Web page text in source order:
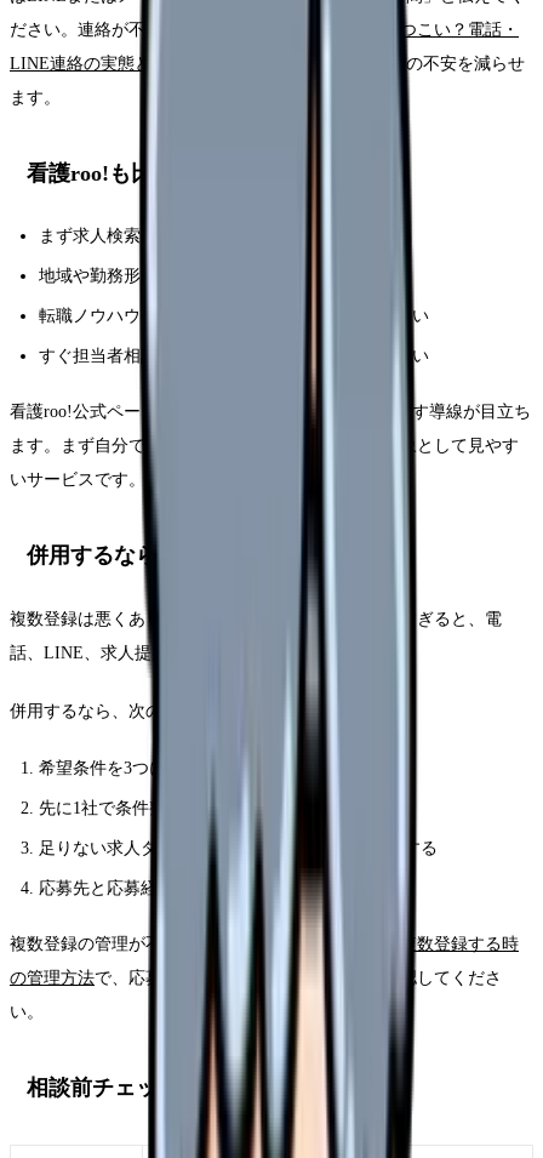
ださい。連絡が不安な場合は、
レバウェル看護はしつこい？電話・
LINE連絡の実態と対処法
を先に確認すると、登録前の不安を減らせ
ます。
看護roo!も比較対象にしやすい人
まず求人検索で相場を見たい
地域や勤務形態を自分で絞り込みたい
転職ノウハウや診断コンテンツも見ながら考えたい
すぐ担当者相談に入るより、自分で情報収集したい
看護roo!公式ページでは、求人検索や人気条件から探す導線が目立ち
ます。まず自分で求人相場を見たい人には、比較対象として見やす
いサービスです。
併用するなら順番を決める
複数登録は悪くありません。ただし、同時に登録しすぎると、電
話、LINE、求人提案、応募経路の管理で疲れます。
併用するなら、次の順番がおすすめです。
希望条件を3つに絞る
先に1社で条件整理する
足りない求人タイプや地域だけ、もう1社で比較する
応募先と応募経路をメモする
複数登録の管理が不安な人は、
看護師転職サイトを複数登録する時
の管理方法で、応募経路と連絡頻度の整理方法を確認してくださ
い。
相談前チェック